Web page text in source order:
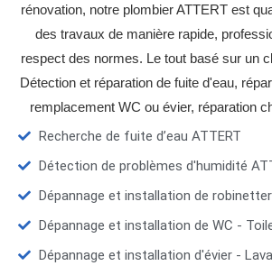
rénovation, notre plombier ATTERT est
des travaux de manière rapide,
respect des normes. Le tout basé sur un
Détection et réparation de fuite d'eau,
remplacement WC ou évier, réparation
Recherche de fuite d’eau ATTERT
Détection de problèmes d'humidité
Dépannage et installation de
Dépannage et installation de WC -
Dépannage et installation d'évier -